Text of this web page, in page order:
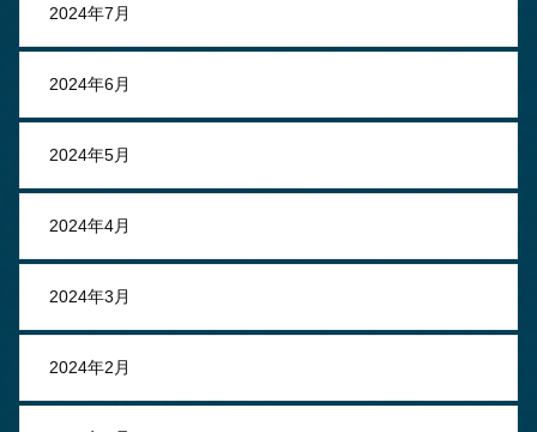
2024年7月
2024年6月
2024年5月
2024年4月
2024年3月
2024年2月